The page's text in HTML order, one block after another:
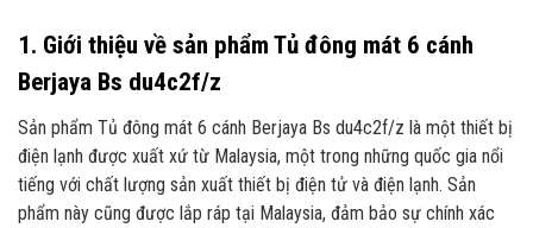
1. Giới thiệu về sản phẩm Tủ đông mát 6 cánh
Berjaya Bs du4c2f/z
Sản phẩm Tủ đông mát 6 cánh Berjaya Bs du4c2f/z là một thiết bị
điện lạnh được xuất xứ từ Malaysia, một trong những quốc gia nổi
tiếng với chất lượng sản xuất thiết bị điện tử và điện lạnh. Sản
phẩm này cũng được lắp ráp tại Malaysia, đảm bảo sự chính xác